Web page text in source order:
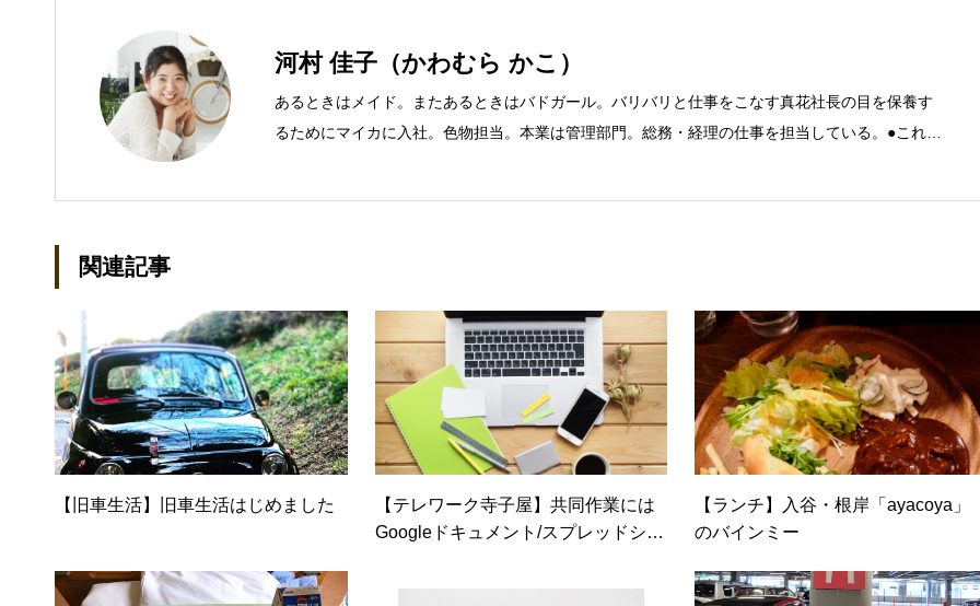
河村 佳子（かわむら かこ）
あるときはメイド。またあるときはバドガール。バリバリと仕事をこなす真花社長の目を保養す
るためにマイカに入社。色物担当。本業は管理部門。総務・経理の仕事を担当している。●これま
関連記事
【旧車生活】旧車生活はじめました
【テレワーク寺子屋】共同作業には
Googleドキュメント/スプレッドシー
【ランチ】入谷・根岸「ayacoya」
のバインミー